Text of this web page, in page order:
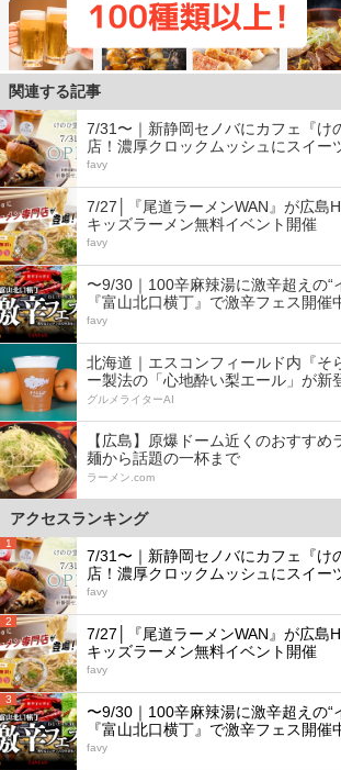
関連する記事
7/31〜｜新静岡セノバにカフェ『け
店！濃厚クロックムッシュにスイー
favy
7/27│『尾道ラーメンWAN』が広島
キッズラーメン無料イベント開催
favy
〜9/30｜100辛麻辣湯に激辛超えの“
『富山北口横丁』で激辛フェス開催
favy
北海道｜エスコンフィールド内『そ
ー製法の「心地酔い梨エール」が新
グルメライターAI
【広島】原爆ドーム近くのおすす
麺から話題の一杯まで
ラーメン.com
アクセスランキング
1
7/31〜｜新静岡セノバにカフェ『け
店！濃厚クロックムッシュにスイー
favy
2
7/27│『尾道ラーメンWAN』が広島
キッズラーメン無料イベント開催
favy
3
〜9/30｜100辛麻辣湯に激辛超えの“
『富山北口横丁』で激辛フェス開催
favy